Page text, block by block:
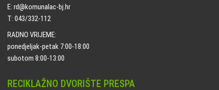
E: rd@komunalac-bj.hr
T: 043/332-112
RADNO VRIJEME:
ponedjeljak-petak 7:00-18:00
subotom 8:00-13:00
RECIKLAŽNO DVORIŠTE PRESPA